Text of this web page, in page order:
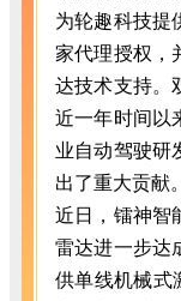
为轮趣科技提
家代理授权，
达技术支持。
近一年时间以
业自动驾驶研
出了重大贡献。
近日，镭神智
雷达进一步达
供单线机械式